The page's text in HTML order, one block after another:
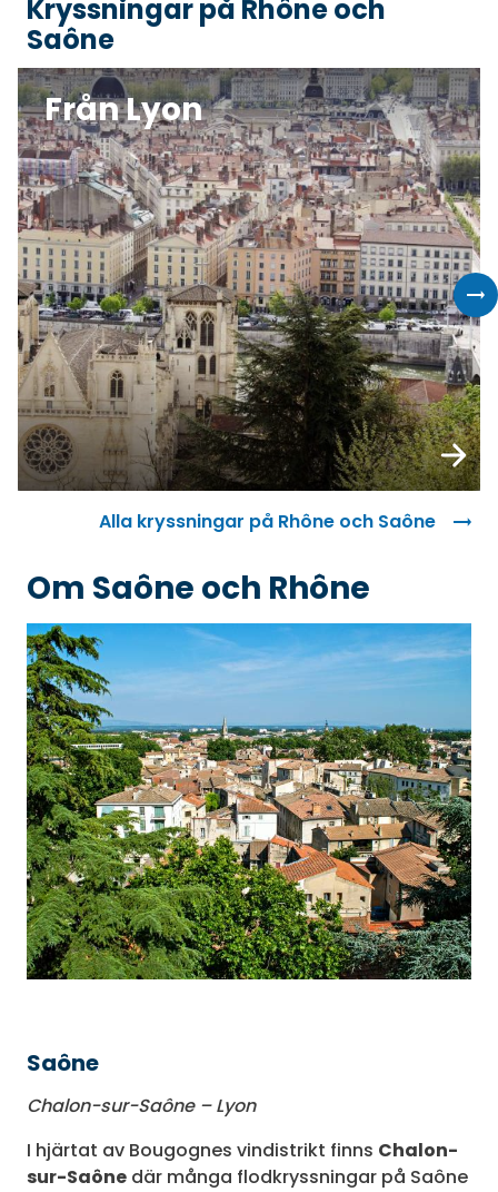
Kryssningar på Rhône och
Saône
Från Lyon
Boka
Alla kryssningar på Rhône och Saône
Om Saône och Rhône
Saône
Chalon-sur-Saône – Lyon
I hjärtat av Bougognes vindistrikt finns Chalon-
sur-Saône där många flodkryssningar på Saône